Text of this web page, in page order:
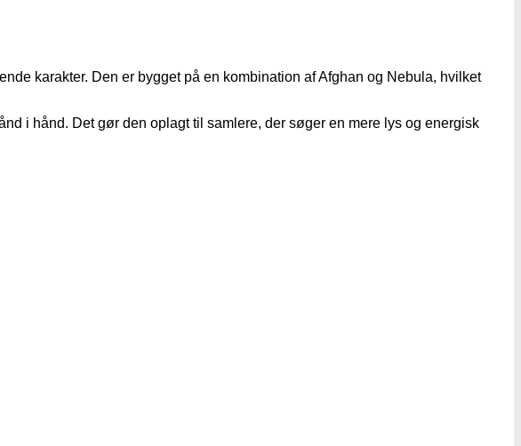
karakter. Den er bygget på en kombination af Afghan og Nebula, hvilket
i hånd. Det gør den oplagt til samlere, der søger en mere lys og energisk